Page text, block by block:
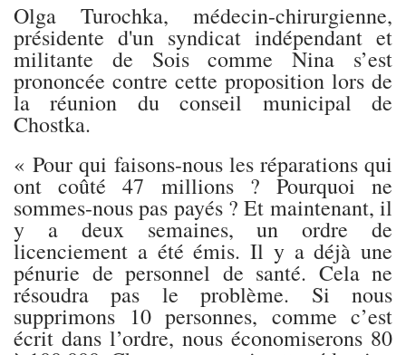
Olga Turochka, médecin-chirurgienne,
présidente d'un syndicat indépendant et
militante de Sois comme Nina s’est
prononcée contre cette proposition lors de
la réunion du conseil municipal de
Chostka.
« Pour qui faisons-nous les réparations qui
ont coûté 47 millions ? Pourquoi ne
sommes-nous pas payés ? Et maintenant, il
y a deux semaines, un ordre de
licenciement a été émis. Il y a déjà une
pénurie de personnel de santé. Cela ne
résoudra pas le problème. Si nous
supprimons 10 personnes, comme c’est
écrit dans l’ordre, nous économiserons 80